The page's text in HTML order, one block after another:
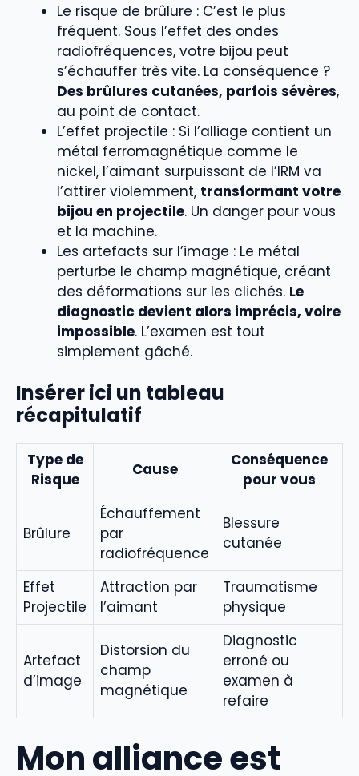
Le risque de brûlure : C’est le plus
fréquent. Sous l’effet des ondes
radiofréquences, votre bijou peut
s’échauffer très vite. La conséquence ?
Des brûlures cutanées, parfois sévères,
au point de contact.
L’effet projectile : Si l’alliage contient un
métal ferromagnétique comme le
nickel, l’aimant surpuissant de l’IRM va
l’attirer violemment, transformant votre
bijou en projectile. Un danger pour vous
et la machine.
Les artefacts sur l’image : Le métal
perturbe le champ magnétique, créant
des déformations sur les clichés. Le
diagnostic devient alors imprécis, voire
impossible. L’examen est tout
simplement gâché.
Insérer ici un tableau
récapitulatif
Type de
Risque
Cause
Conséquence
pour vous
Brûlure
Échauffement
par
radiofréquence
Blessure
cutanée
Effet
Projectile
Attraction par
l’aimant
Traumatisme
physique
Artefact
d’image
Distorsion du
champ
magnétique
Diagnostic
erroné ou
examen à
refaire
Mon alliance est